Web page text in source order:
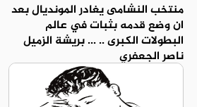
منتخب النشامى يغادر المونديال بعد
ان وضع قدمه بثبات في عالم
البطولات الكبرى .. ... بريشة الزميل
ناصر الجعفري